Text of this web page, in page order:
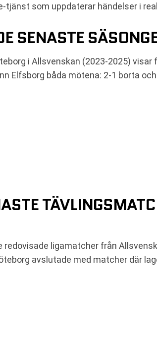
tjänst som uppdaterar händelser i
SENASTE
i Allsvenskan (2023-2025) visar
Elfsborg båda mötena: 2-1 borta
ligamatcher från
avslutade med matcher där